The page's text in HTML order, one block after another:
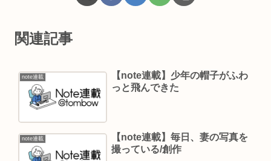
関連記事
note連載
【note連載】少年の帽子がふわ
っと飛んできた
note連載
【note連載】毎日、妻の写真を
撮っている/創作